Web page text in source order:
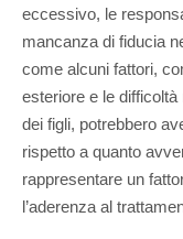
eccessivo, le
mancanza di fiducia
come alcuni fattori,
esteriore e le difficoltà
dei figli, potrebbero
rispetto a quanto
rappresentare un
l’aderenza al